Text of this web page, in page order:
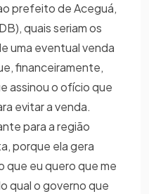
prefeito de Aceguá,
quais seriam os
uma eventual venda
financeiramente,
assinou o ofício que
evitar a venda.
para a região
porque ela gera
que eu quero que me
qual o governo que